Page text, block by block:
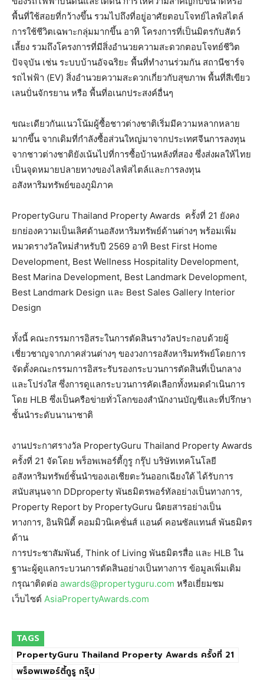
พื้นที่ใช้สอยที่กว้างขึ้น รวมไปถึงที่อยู่อาศัยตอบโจทย์ไลฟ์สไตล์
การใช้ชีวิตเฉพาะกลุ่มมากขึ้น อาทิ โครงการที่เป็นมิตรกับสัตว์
เลี้ยง รวมถึงโครงการที่มีสิ่งอำนวยความสะดวกตอบโจทย์ชีวิต
ปัจจุบัน เช่น ระบบบ้านอัจฉริยะ พื้นที่ทำงานร่วมกัน สถานีชาร์จ
รถไฟฟ้า (EV) สิ่งอำนวยความสะดวกเกี่ยวกับสุขภาพ พื้นที่สีเขียว
เลนปั่นจักรยาน หรือ พื้นที่อเนกประสงค์อื่นๆ
ขณะเดียวกันแนวโน้มผู้ซื้อชาวต่างชาติเริ่มมีความหลากหลาย
มากขึ้น จากเดิมที่กำลังซื้อส่วนใหญ่มาจากประเทศจีนการลงทุน
จากชาวต่างชาติยังเน้นไปที่การซื้อบ้านหลังที่สอง ซึ่งส่งผลให้ไทย
เป็นจุดหมายปลายทางของไลฟ์สไตล์และการลงทุน
อสังหาริมทรัพย์ของภูมิภาค
PropertyGuru Thailand Property Awards ครั้งที่ 21 ยังคง
ยกย่องความเป็นเลิศด้านอสังหาริมทรัพย์ด้านต่างๆ พร้อมเพิ่ม
หมวดรางวัลใหม่สำหรับปี 2569 อาทิ Best First Home
Development, Best Wellness Hospitality Development,
Best Marina Development, Best Landmark Development,
Best Landmark Design และ Best Sales Gallery Interior
Design
ทั้งนี้ คณะกรรมการอิสระในการตัดสินรางวัลประกอบด้วยผู้
เชี่ยวชาญจากภาคส่วนต่างๆ ของวงการอสังหาริมทรัพย์โดยการ
จัดตั้งคณะกรรมการอิสระรับรองกระบวนการตัดสินที่เป็นกลาง
และโปร่งใส ซึ่งการดูแลกระบวนการคัดเลือกทั้งหมดดำเนินการ
โดย HLB ซึ่งเป็นครือข่ายทั่วโลกของสำนักงานบัญชีและที่ปรึกษา
ชั้นนำระดับนานาชาติ
งานประกาศรางวัล PropertyGuru Thailand Property Awards
ครั้งที่ 21 จัดโดย พร็อพเพอร์ตี้กูรู กรุ๊ป บริษัทเทคโนโลยี
อสังหาริมทรัพย์ชั้นนำของเอเชียตะวันออกเฉียงใต้ ได้รับการ
สนับสนุนจาก DDproperty พันธมิตรพอร์ทัลอย่างเป็นทางการ,
Property Report by PropertyGuru นิตยสารอย่างเป็น
ทางการ, อินฟินิตี้ คอมมิวนิเคชั่นส์ แอนด์ คอนซัลแทนส์ พันธมิตร
ด้าน
การประชาสัมพันธ์, Think of Living พันธมิตรสื่อ และ HLB ใน
ฐานะผู้ดูแลกระบวนการตัดสินอย่างเป็นทางการ ข้อมูลเพิ่มเติม
กรุณาติดต่อ awards@propertyguru.com หรือเยี่ยมชม
เว็บไซต์ AsiaPropertyAwards.com
TAGS
PropertyGuru Thailand Property Awards ครั้งที่ 21
พร็อพเพอร์ตี้กูรู กรุ๊ป